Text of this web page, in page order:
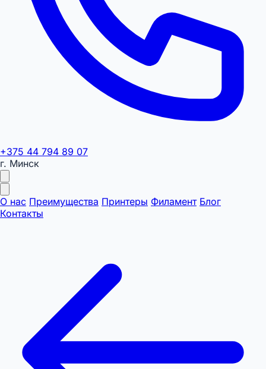
+375 44 794 89 07
г. Минск
О нас Преимущества Принтеры Филамент Блог
Контакты